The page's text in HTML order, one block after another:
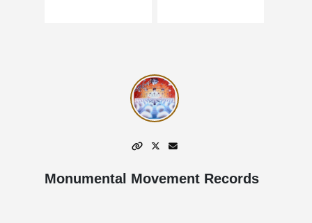
Monumental Movement Records